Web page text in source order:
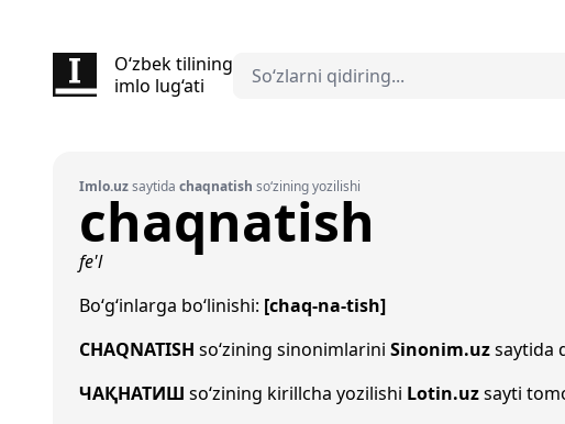
O‘zbek tilining
imlo lug‘ati
Imlo.uzsaytida chaqnatish so‘zining yozilishi
chaqnatish
fe'l
Bo‘g‘inlarga bo‘linishi: [chaq-na-tish]
CHAQNATISH so‘zining sinonimlarini Sinonim.uzsaytida
ЧАҚНАТИШ so‘zining kirillcha yozilishi Lotin.uzsayti